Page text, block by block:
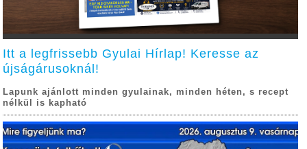
Itt a legfrissebb Gyulai Hírlap! Keresse az
újságárusoknál!
Lapunk ajánlott minden gyulainak, minden héten, s recept
nélkül is kapható